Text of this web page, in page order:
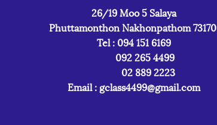
26/19 Moo 5 Salaya
Phuttamonthon Nakhonpathom 73170
Tel : 094 151 6169
092 265 4499
02 889 2223
Email : gclass4499@gmail.com